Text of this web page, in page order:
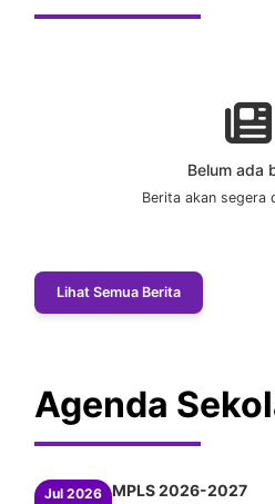
Belum ada
Berita akan segera
Lihat Semua Berita
Agenda
Jul 2026 MPLS 2026-2027